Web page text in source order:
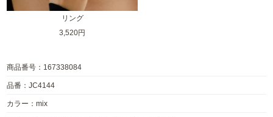
リング
3,520円
商品番号：167338084
品番：JC4144
カラー：mix